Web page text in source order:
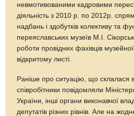
невмотивованими кадровими
діяльність з 2010 р. по 2012р.
надбань і здобутків колективу та
переяславських музеїв М.І.
роботи провідних фахівців
відкритому листі.
Раніше про ситуацію, що склалася
співробітники повідомляли
України, інші органи виконавчої
депутатів різних рівнів. Але на